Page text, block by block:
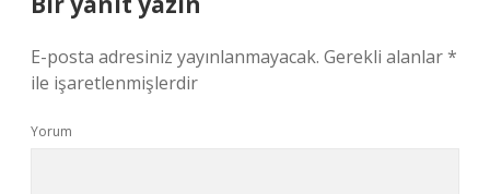
E-posta adresiniz yayınlanmayacak. Gerekli alanlar*
ile işaretlenmişlerdir
Yorum